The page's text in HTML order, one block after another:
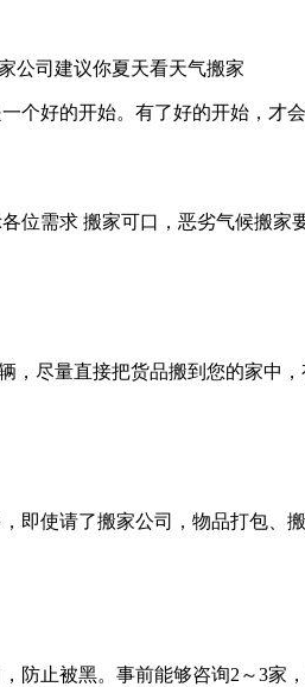
好的开始。有了好的开始，才
需求 搬家可口，恶劣气候搬家
量直接把货品搬到您的家中
使请了搬家公司，物品打包、
止被黑。事前能够咨询2～3家